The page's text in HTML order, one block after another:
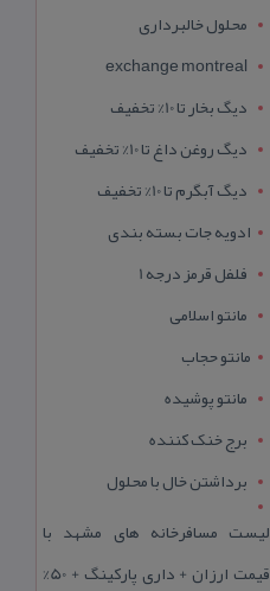
محلول خالبرداری
exchange montreal
دیگ بخار تا 10% تخفیف
دیگ روغن داغ تا 10% تخفیف
دیگ آبگرم تا 10% تخفیف
ادویه جات بسته بندی
فلفل قرمز درجه 1
مانتو اسلامی
مانتو حجاب
مانتو پوشیده
برج خنک کننده
برداشتن خال با محلول
لیست مسافرخانه های مشهد با
قیمت ارزان + داری پارکینگ + 50%